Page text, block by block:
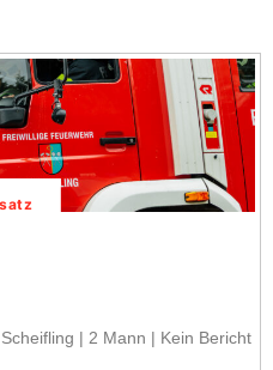
| 2 Mann | Kein Bericht